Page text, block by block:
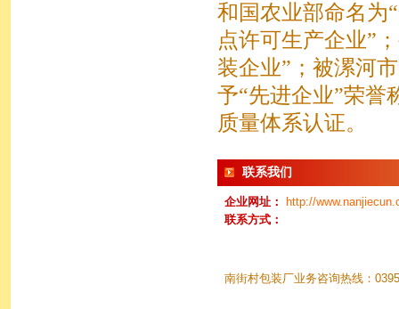
和国农业部命名为
点许可生产企业”
装企业”；被漯河
予“先进企业”荣誉
质量体系认证。
联系我们
企业网址：
http://
联系方式：
南街村包装厂业务咨询热线：